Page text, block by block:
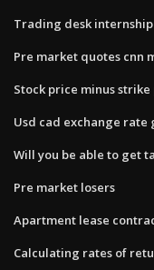
Trading desk internship
Pre market quotes cnn
Stock price minus strike
Usd cad exchange rate
Will you be able to get
Pre market losers
Apartment lease
Calculating rates of